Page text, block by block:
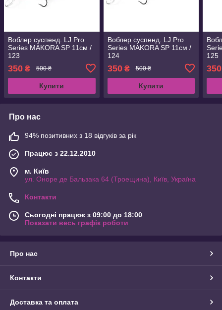
Воблер суспенд. LJ Pro
Series MAKORA SP 11см /
123
350 ₴ 500 ₴
Купити
Воблер суспенд. LJ Pro
Series MAKORA SP 11см /
124
350₴ 500 ₴
Купити
125
350
Про нас
94% позитивних з 18 відгуків за рік
Працює з 22.12.2010
м. Київ
ул. Оноре де Бальзака 64 (Троещина), Київ, Україна
Контакти
Сьогодні працює з 09:00 до 18:00
Показати весь графік роботи
Про нас
Контакти
Доставка та оплата